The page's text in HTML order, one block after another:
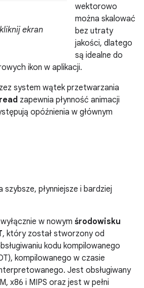
ekran
wektorowo
można skalować
bez utraty
jakości, dlatego
są idealne do
ikon w aplikacji.
system wątek przetwarzania
zapewnia płynność animacji
opóźnienia w głównym
płynniejsze i bardziej
w nowym środowisku
, który został stworzony od
kodu kompilowanego
kompilowanego w czasie
Jest obsługiwany
x86 i MIPS oraz jest w pełni